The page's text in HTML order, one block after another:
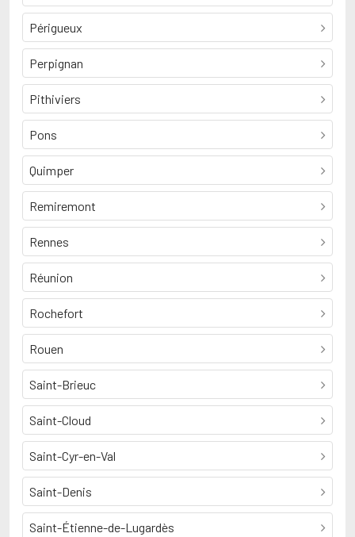
Périgueux
Perpignan
Pithiviers
Pons
Quimper
Remiremont
Rennes
Réunion
Rochefort
Rouen
Saint-Brieuc
Saint-Cloud
Saint-Cyr-en-Val
Saint-Denis
Saint-Étienne-de-Lugardès